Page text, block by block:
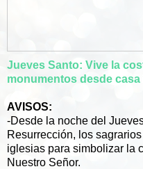
Jueves Santo: Vive la
monumentos desde casa
AVISOS:
-Desde la noche del
Resurrección, los
iglesias para simbolizar la
Nuestro Señor.